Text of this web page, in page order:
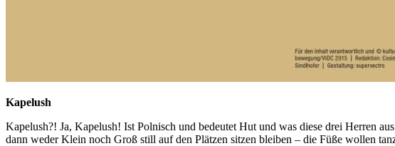
Kapelush
Kapelush?! Ja, Kapelush! Ist Polnisch und bedeutet Hut und was diese drei Herren
dann weder Klein noch Groß still auf den Plätzen sitzen bleiben – die Füße wollen